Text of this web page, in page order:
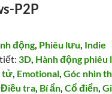
P2P
động, Phiêu lưu, Indie
3D, Hành động phiêu
tử, Emotional,Góc nhìn
Điều tra, Bí ẩn,Cổ điển,